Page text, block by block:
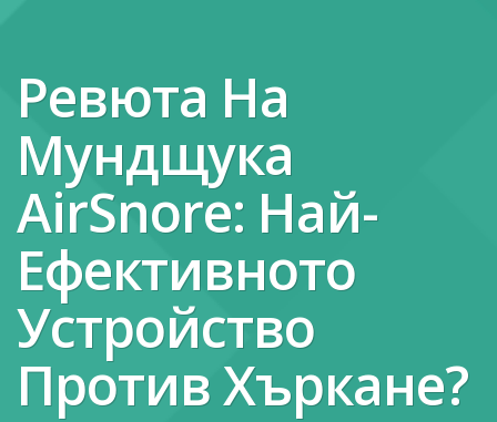
Ревюта На
Мундщука
AirSnore: Най-
Ефективното
Устройство
Против Хъркане?